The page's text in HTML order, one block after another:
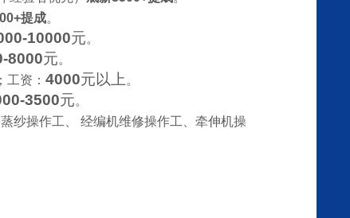
提成。
10000元。
8000元。
工资： 4000元以上 。
3500元。
纱操作工、
经编机维修操作工、牵伸机操